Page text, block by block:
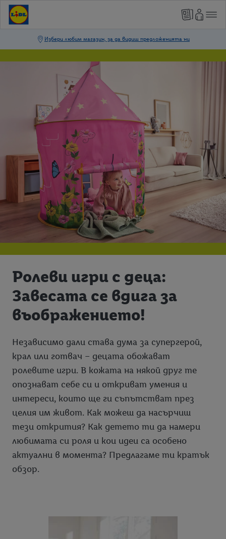
Ролеви игри с деца:
Завесата се вдига за
въображението!
Независимо дали става дума за супергерой,
крал или готвач – децата обожават
ролевите игри. В кожата на някой друг те
опознават себе си и откриват умения и
интереси, които ще ги съпътстват през
целия им живот. Как можеш да насърчиш
тези открития? Как детето ти да намери
любимата си роля и кои идеи са особено
актуални в момента? Предлагаме ти кратък
обзор.